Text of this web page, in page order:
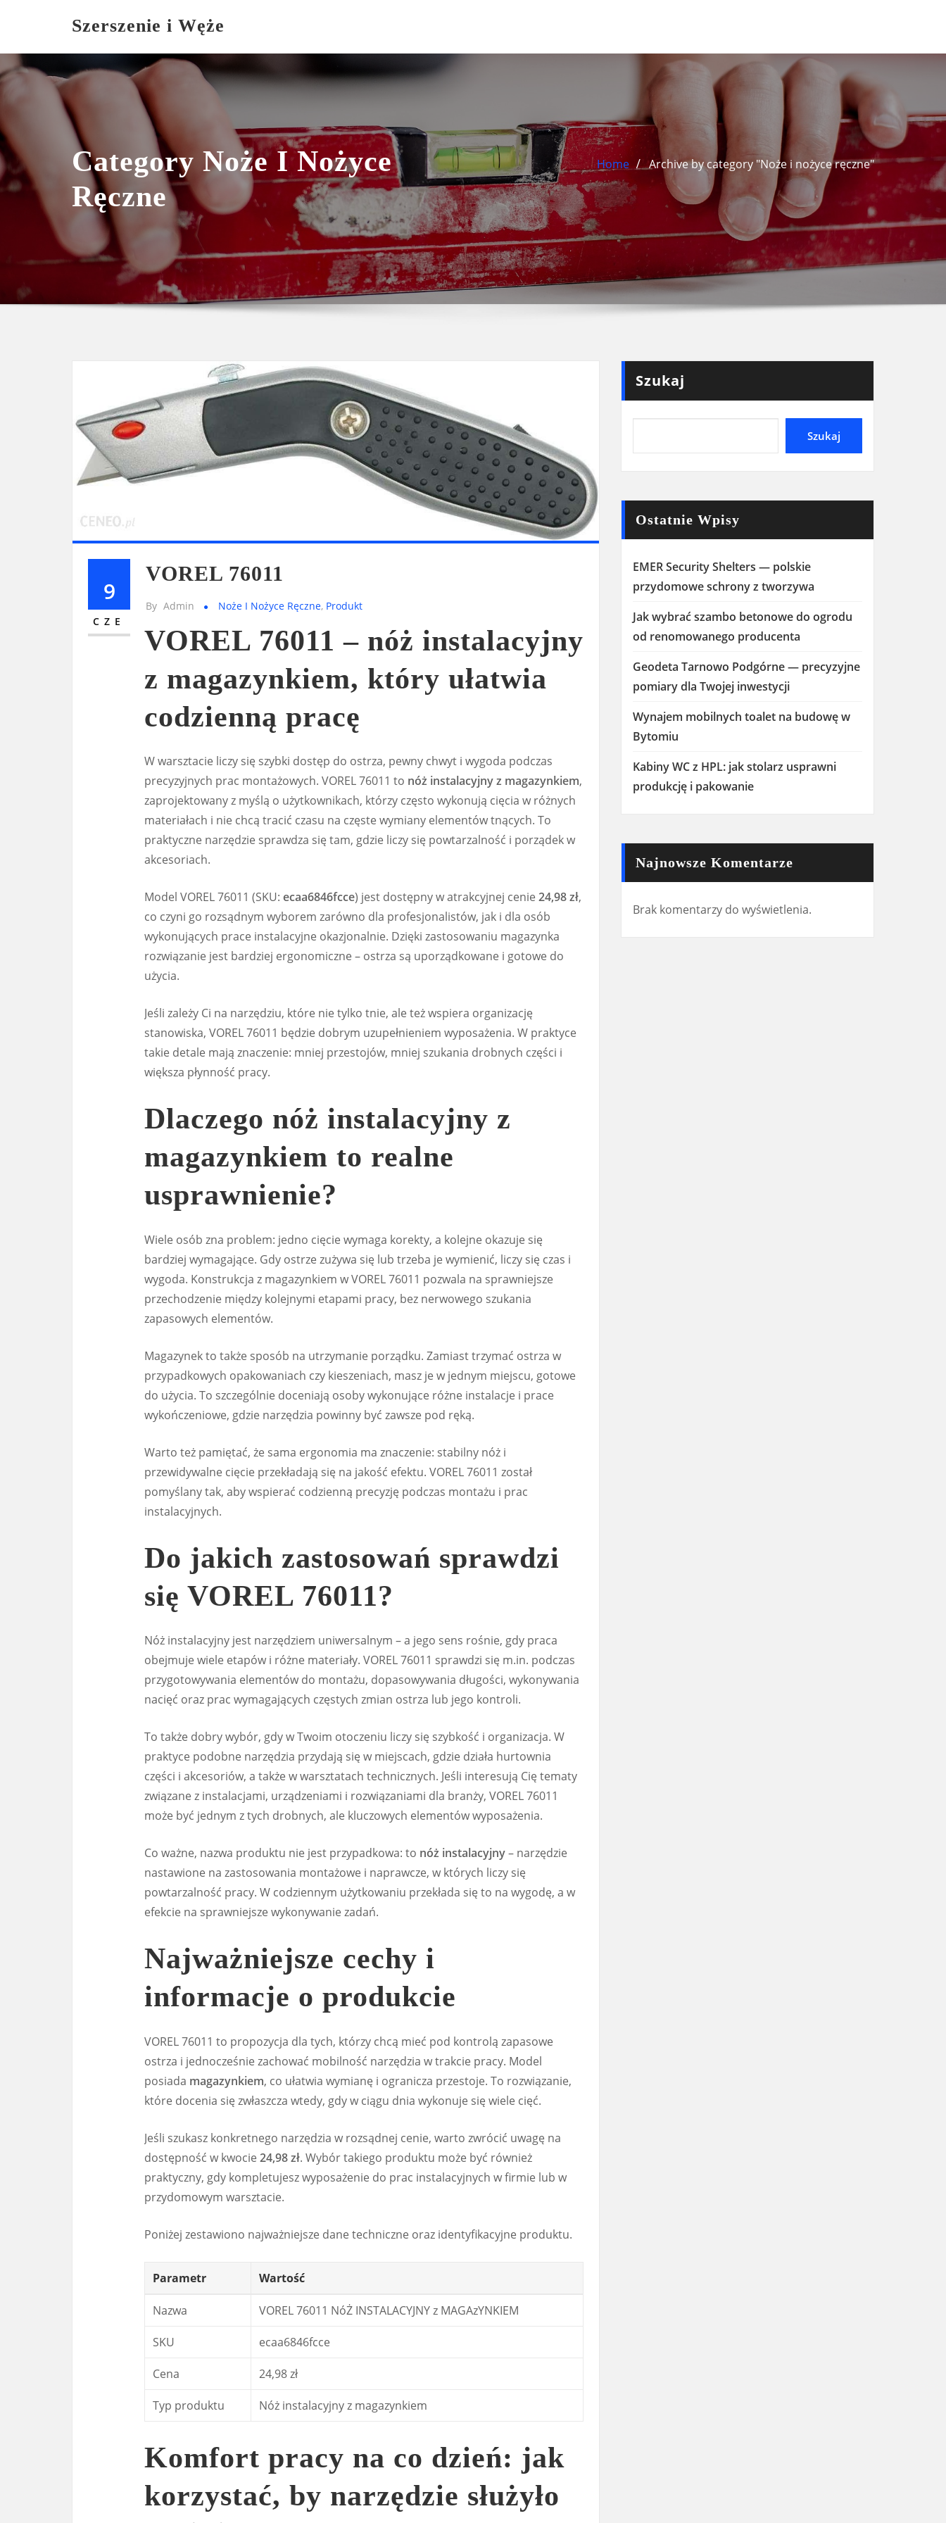
Szerszenie i Węże
Category Noże I Nożyce
Ręczne
Home Archive by category "Noże i nożyce ręczne"
9
CZE
VOREL 76011
By Admin Noże I Nożyce Ręczne, Produkt
VOREL 76011 – nóż instalacyjny
z magazynkiem, który ułatwia
codzienną pracę
W warsztacie liczy się szybki dostęp do ostrza, pewny chwyt i wygoda podczas
precyzyjnych prac montażowych. VOREL 76011 to nóż instalacyjny z magazynkiem,
zaprojektowany z myślą o użytkownikach, którzy często wykonują cięcia w różnych
materiałach i nie chcą tracić czasu na częste wymiany elementów tnących. To
praktyczne narzędzie sprawdza się tam, gdzie liczy się powtarzalność i porządek w
akcesoriach.
Model VOREL 76011 (SKU: ecaa6846fcce) jest dostępny w atrakcyjnej cenie 24,98 zł,
co czyni go rozsądnym wyborem zarówno dla profesjonalistów, jak i dla osób
wykonujących prace instalacyjne okazjonalnie. Dzięki zastosowaniu magazynka
rozwiązanie jest bardziej ergonomiczne – ostrza są uporządkowane i gotowe do
użycia.
Jeśli zależy Ci na narzędziu, które nie tylko tnie, ale też wspiera organizację
stanowiska, VOREL 76011 będzie dobrym uzupełnieniem wyposażenia. W praktyce
takie detale mają znaczenie: mniej przestojów, mniej szukania drobnych części i
większa płynność pracy.
Dlaczego nóż instalacyjny z
magazynkiem to realne
usprawnienie?
Wiele osób zna problem: jedno cięcie wymaga korekty, a kolejne okazuje się
bardziej wymagające. Gdy ostrze zużywa się lub trzeba je wymienić, liczy się czas i
wygoda. Konstrukcja z magazynkiem w VOREL 76011 pozwala na sprawniejsze
przechodzenie między kolejnymi etapami pracy, bez nerwowego szukania
zapasowych elementów.
Magazynek to także sposób na utrzymanie porządku. Zamiast trzymać ostrza w
przypadkowych opakowaniach czy kieszeniach, masz je w jednym miejscu, gotowe
do użycia. To szczególnie doceniają osoby wykonujące różne instalacje i prace
wykończeniowe, gdzie narzędzia powinny być zawsze pod ręką.
Warto też pamiętać, że sama ergonomia ma znaczenie: stabilny nóż i
przewidywalne cięcie przekładają się na jakość efektu. VOREL 76011 został
pomyślany tak, aby wspierać codzienną precyzję podczas montażu i prac
instalacyjnych.
Do jakich zastosowań sprawdzi
się VOREL 76011?
Nóż instalacyjny jest narzędziem uniwersalnym – a jego sens rośnie, gdy praca
obejmuje wiele etapów i różne materiały. VOREL 76011 sprawdzi się m.in. podczas
przygotowywania elementów do montażu, dopasowywania długości, wykonywania
nacięć oraz prac wymagających częstych zmian ostrza lub jego kontroli.
To także dobry wybór, gdy w Twoim otoczeniu liczy się szybkość i organizacja. W
praktyce podobne narzędzia przydają się w miejscach, gdzie działa hurtownia
części i akcesoriów, a także w warsztatach technicznych. Jeśli interesują Cię tematy
związane z instalacjami, urządzeniami i rozwiązaniami dla branży, VOREL 76011
może być jednym z tych drobnych, ale kluczowych elementów wyposażenia.
Co ważne, nazwa produktu nie jest przypadkowa: to nóż instalacyjny– narzędzie
nastawione na zastosowania montażowe i naprawcze, w których liczy się
powtarzalność pracy. W codziennym użytkowaniu przekłada się to na wygodę, a w
efekcie na sprawniejsze wykonywanie zadań.
Najważniejsze cechy i
informacje o produkcie
VOREL 76011 to propozycja dla tych, którzy chcą mieć pod kontrolą zapasowe
ostrza i jednocześnie zachować mobilność narzędzia w trakcie pracy. Model
posiada magazynkiem, co ułatwia wymianę i ogranicza przestoje. To rozwiązanie,
które docenia się zwłaszcza wtedy, gdy w ciągu dnia wykonuje się wiele cięć.
Jeśli szukasz konkretnego narzędzia w rozsądnej cenie, warto zwrócić uwagę na
dostępność w kwocie 24,98 zł. Wybór takiego produktu może być również
praktyczny, gdy kompletujesz wyposażenie do prac instalacyjnych w firmie lub w
przydomowym warsztacie.
Poniżej zestawiono najważniejsze dane techniczne oraz identyfikacyjne produktu.
Parametr Wartość
Nazwa VOREL 76011 NóŻ INSTALACYJNY z MAGAzYNKIEM
SKU ecaa6846fcce
Cena 24,98 zł
Typ produktu Nóż instalacyjny z magazynkiem
Komfort pracy na co dzień: jak
korzystać, by narzędzie służyło
Szukaj
Szukaj
Ostatnie Wpisy
EMER Security Shelters — polskie
przydomowe schrony z tworzywa
Jak wybrać szambo betonowe do ogrodu
od renomowanego producenta
Geodeta Tarnowo Podgórne — precyzyjne
pomiary dla Twojej inwestycji
Wynajem mobilnych toalet na budowę w
Bytomiu
Kabiny WC z HPL: jak stolarz usprawni
produkcję i pakowanie
Najnowsze Komentarze
Brak komentarzy do wyświetlenia.